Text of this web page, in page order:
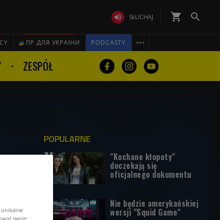
 SŁUCHAJ shopping_cart 
ПР ДЛЯ УКРАЇНИ PODCASTY 
ZESPÓŁ
POPULARNE
"Kochane kłopoty"
doczekają się
oficjalnego dokumentu
Nie będzie amerykańskiej
wersji "Squid Game"
swoje